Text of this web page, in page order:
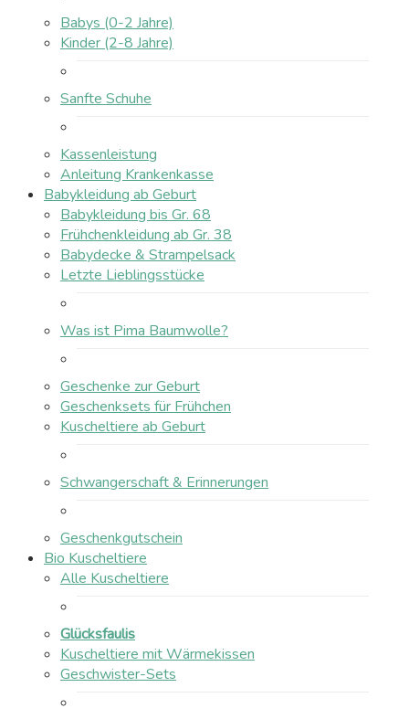
Babys (0-2 Jahre)
Kinder (2-8 Jahre)
Sanfte Schuhe
Kassenleistung
Anleitung Krankenkasse
Babykleidung ab Geburt
Babykleidung bis Gr. 68
Frühchenkleidung ab Gr. 38
Babydecke & Strampelsack
Letzte Lieblingsstücke
Was ist Pima Baumwolle?
Geschenke zur Geburt
Geschenksets für Frühchen
Kuscheltiere ab Geburt
Schwangerschaft & Erinnerungen
Geschenkgutschein
Bio Kuscheltiere
Alle Kuscheltiere
Glücksfaulis
Kuscheltiere mit Wärmekissen
Geschwister-Sets